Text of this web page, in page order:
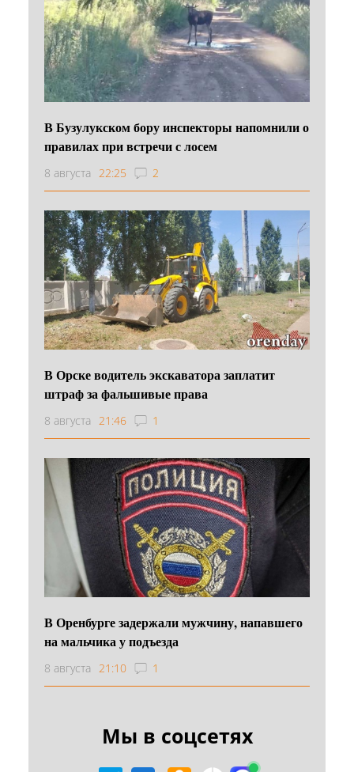
В Бузулукском бору инспекторы напомнили о
правилах при встречи с лосем
8 августа 22:25 2
В Орске водитель экскаватора заплатит
штраф за фальшивые права
8 августа 21:46 1
В Оренбурге задержали мужчину, напавшего
на мальчика у подъезда
8 августа 21:10 1
Мы в соцсетях